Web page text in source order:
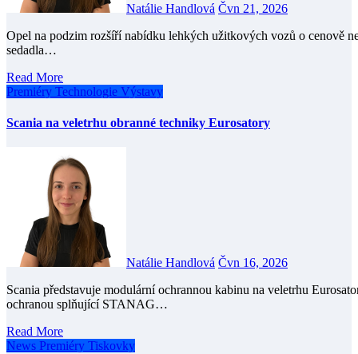
Natálie Handlová Čvn 21, 2026
Opel na podzim rozšíří nabídku lehkých užitkových vozů o cenově nejdostupnější verzi Combo Start. Model nabídne variabilní
sedadla…
Read More
Premiéry Technologie Výstavy
Scania na veletrhu obranné techniky Eurosatory
Natálie Handlová Čvn 16, 2026
Scania představuje modulární ochrannou kabinu na veletrhu Eurosatory 2026. Ochranná kabina s balistickou a protivýbuchovou
ochranou splňující STANAG…
Read More
News Premiéry Tiskovky